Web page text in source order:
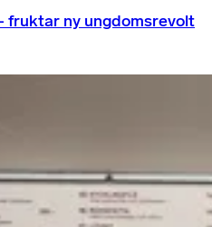
fruktar ny ungdomsrevolt